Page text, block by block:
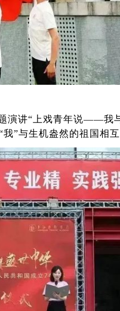
演讲“上戏青年说——我
”与生机盎然的祖国相互